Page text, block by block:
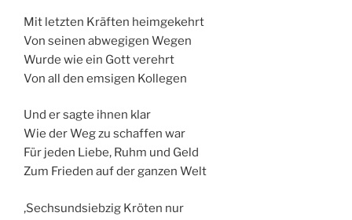
Mit letzten Kräften heimgekehrt
Von seinen abwegigen Wegen
Wurde wie ein Gott verehrt
Von all den emsigen Kollegen
Und er sagte ihnen klar
Wie der Weg zu schaffen war
Für jeden Liebe, Ruhm und Geld
Zum Frieden auf der ganzen Welt
‚Sechsundsiebzig Kröten nur